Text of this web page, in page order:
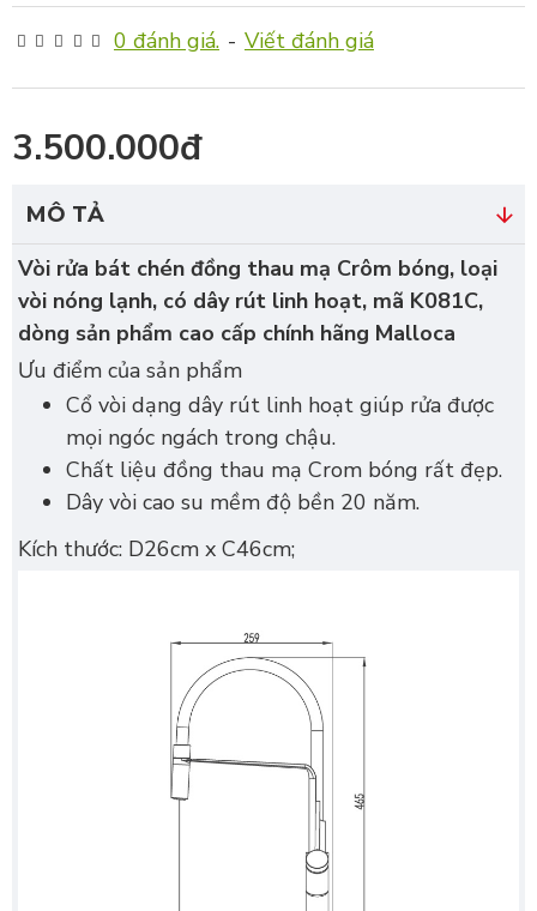
0 đánh giá. - Viết đánh giá
3.500.000đ
MÔ TẢ
Vòi rửa bát chén đồng thau mạ Crôm bóng, loại
vòi nóng lạnh, có dây rút linh hoạt, mã K081C,
dòng sản phẩm cao cấp chính hãng Malloca
Ưu điểm của sản phẩm
Cổ vòi dạng dây rút linh hoạt giúp rửa được
mọi ngóc ngách trong chậu.
Chất liệu đồng thau mạ Crom bóng rất đẹp.
Dây vòi cao su mềm độ bền 20 năm.
Kích thước: D26cm x C46cm;